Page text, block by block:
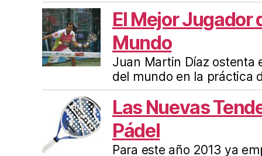
El Mejor Jugador
Mundo
Juan Martin Díaz ostenta
del mundo en la práctica
Las Nuevas
Pádel
Para este año 2013 ya